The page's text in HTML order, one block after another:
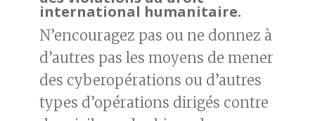
international humanitaire.
N’encouragez pas ou ne donnez à
d’autres pas les moyens de mener
des cyberopérations ou d’autres
types d’opérations dirigés contre